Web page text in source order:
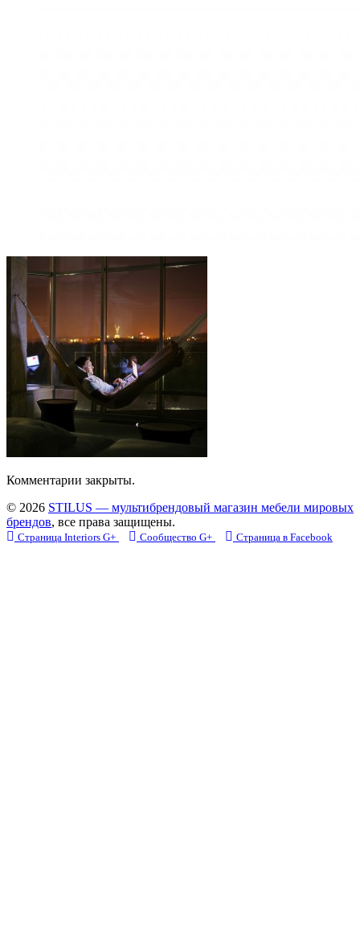
Комментарии закрыты.
© 2026 STILUS — мультибрендовый магазин мебели мировых
брендов, все права защищены.
Страница Interiors G+ Сообщество G+ Страница в Facebook